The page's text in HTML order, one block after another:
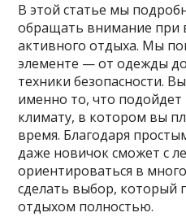
В этой статье мы
обращать внимание при
активного отдыха. Мы
элементе — от одежды до
техники безопасности.
именно то, что
климату, в котором вы
время. Благодаря
даже новичок сможет с
ориентироваться в
сделать выбор, который
отдыхом полностью.